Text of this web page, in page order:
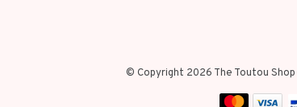
© Copyright 2026 The Toutou Shop